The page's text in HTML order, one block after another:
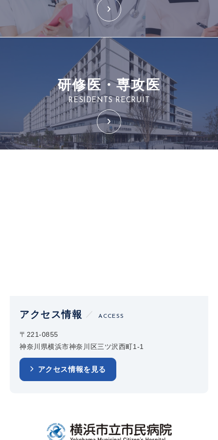
研修医・専攻医
RESIDENTS RECRUIT
アクセス情報 ACCESS
〒221-0855
神奈川県横浜市神奈川区三ツ沢西町1-1
アクセス情報を見る